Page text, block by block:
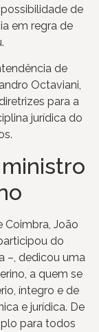
de
em regra de
de
Octaviani,
para a
jurídica do
Coimbra, João
do
–, dedicou uma
a quem se
íntegro e de
e jurídica. De
para todos